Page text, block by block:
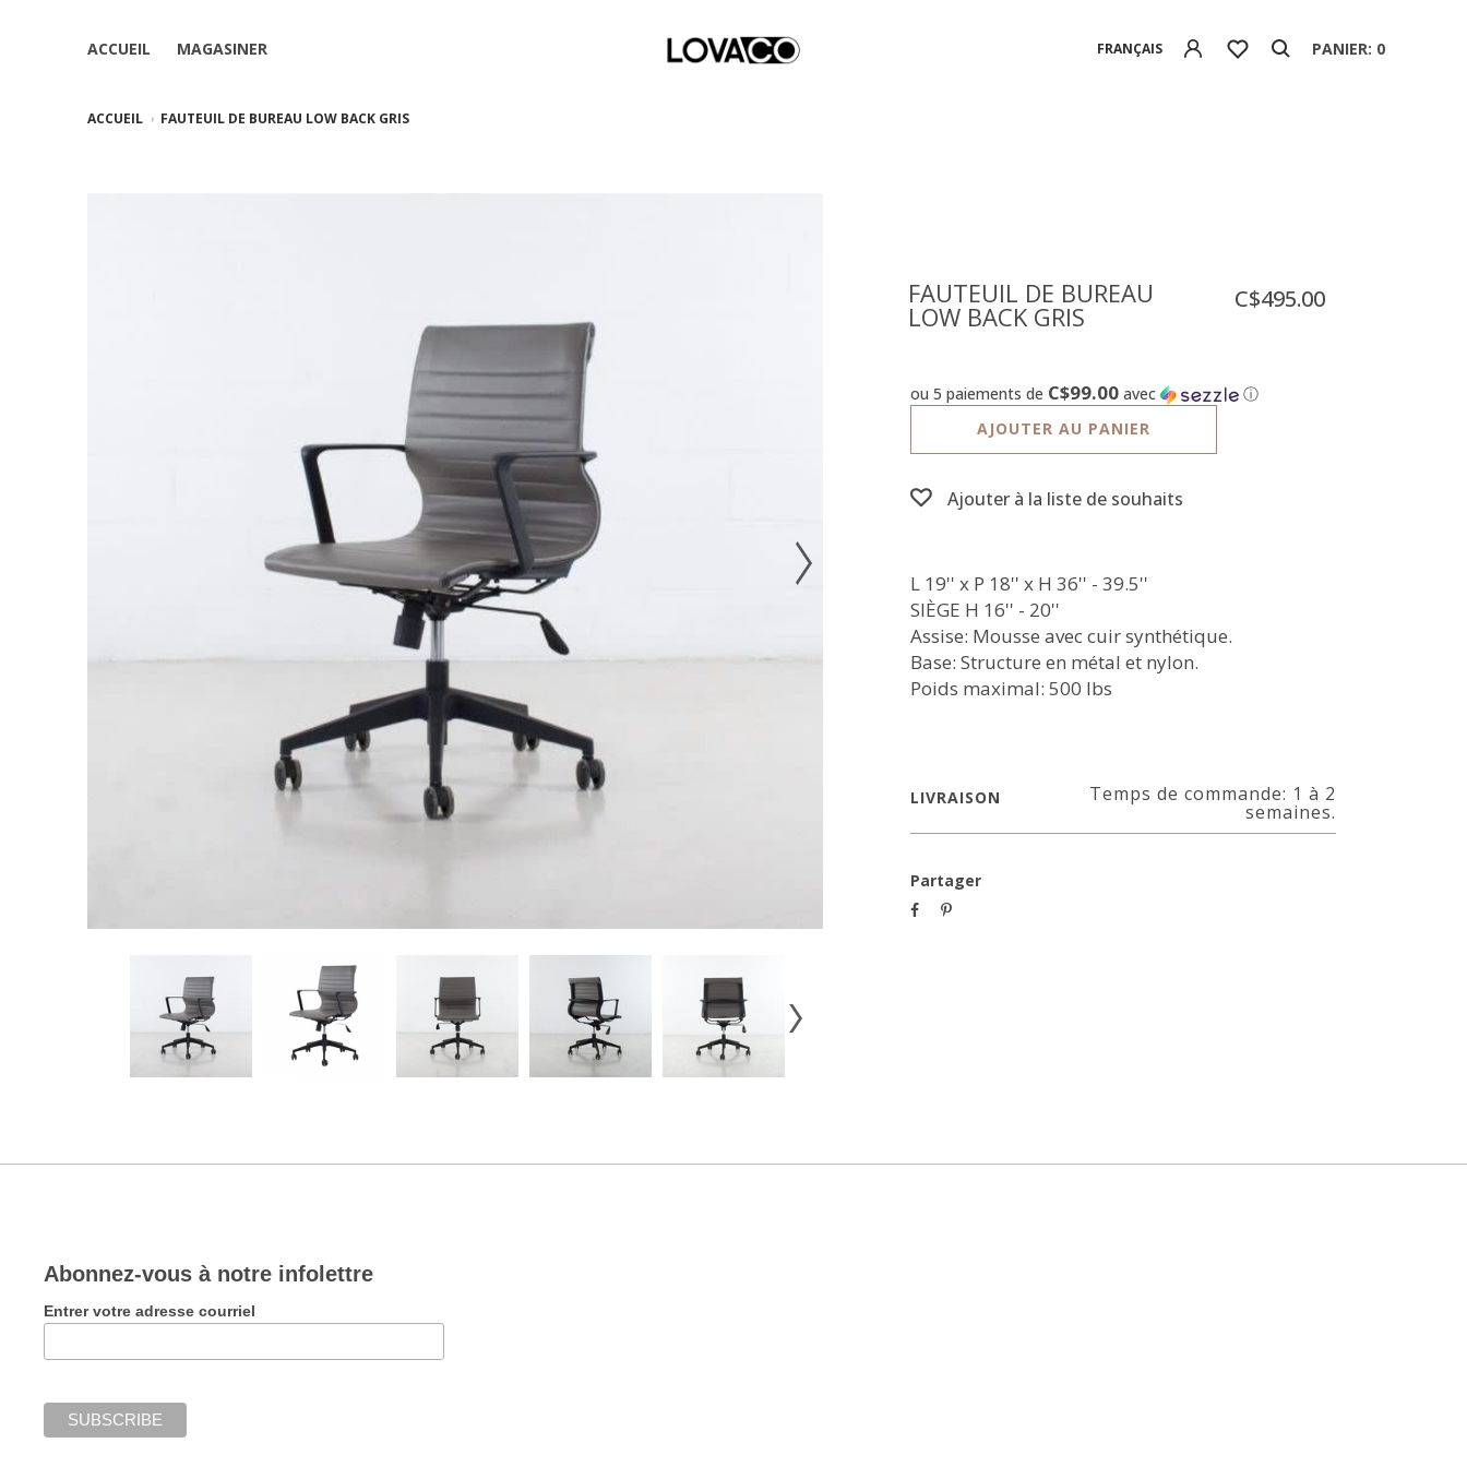
ACCUEIL MAGASINER FRANÇAIS PANIER: 0
ACCUEIL FAUTEUIL DE BUREAU LOW BACK GRIS
FAUTEUIL DE BUREAU
LOW BACK GRIS
C$495.00
ou 5 paiements de C$99.00avec
ⓘ
AJOUTER AU PANIER
Ajouter à la liste de souhaits
L 19'' x P 18'' x H 36'' - 39.5''
SIÈGE H 16'' - 20''
Assise: Mousse avec cuir synthétique.
Base: Structure en métal et nylon.
Poids maximal: 500 lbs
LIVRAISON Temps de commande: 1 à 2
semaines.
Partager
Abonnez-vous à notre infolettre
Entrer votre adresse courriel